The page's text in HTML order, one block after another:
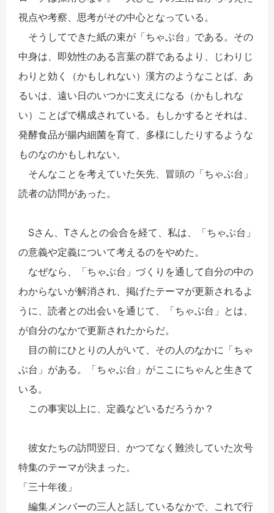
視点や考察、思考がその中心となっている。
そうしてできた紙の束が「ちゃぶ台」である。その
中身は、即効性のある言葉の群であるより、じわりじ
わりと効く（かもしれない）漢方のようなことば、あ
るいは、遠い日のいつかに支えになる（かもしれな
い）ことばで構成されている。もしかするとそれは、
発酵食品が腸内細菌を育て、多様にしたりするような
ものなのかもしれない。
そんなことを考えていた矢先、冒頭の「ちゃぶ台」
読者の訪問があった。
Sさん、Tさんとの会合を経て、私は、「ちゃぶ台」
の意義や定義について考えるのをやめた。
なぜなら、「ちゃぶ台」づくりを通して自分の中の
わからないが解消され、掲げたテーマが更新されるよ
うに、読者との出会いを通じて、「ちゃぶ台」とは、
が自分のなかで更新されたからだ。
目の前にひとりの人がいて、その人のなかに「ちゃ
ぶ台」がある。「ちゃぶ台」がここにちゃんと生きて
いる。
この事実以上に、定義などいるだろうか？
彼女たちの訪問翌日、かつてなく難渋していた次号
特集のテーマが決まった。
「三十年後」
編集メンバーの三人と話しているなかで、これで行